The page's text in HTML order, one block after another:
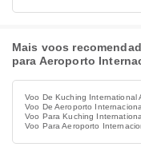
Mais voos
para Aeroporto
Voo De Kuching International
Voo De Aeroporto
Voo Para Kuching
Voo Para Aeroporto